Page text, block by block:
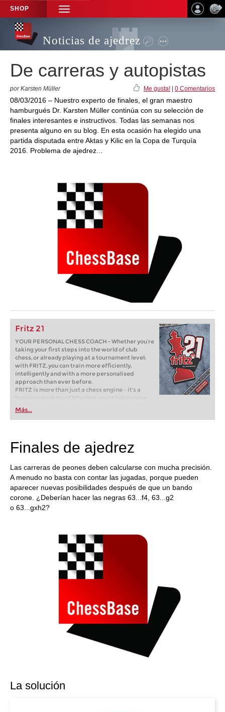
SHOP
TOGGLE
NAVIGATION
Noticias de ajedrez
De carreras y autopistas
por Karsten Müller Me gusta! 0 Comentarios
08/03/2016 – Nuestro experto de finales, el gran maestro
hamburgués Dr. Karsten Müller continúa con su selección de
finales interesantes e instructivos. Todas las semanas nos
presenta alguno en su blog. En esta ocasión ha elegido una
partida disputada entre Aktas y Kilic en la Copa de Turquía
2016. Problema de ajedrez...
Fritz 21
YOUR PERSONAL CHESS COACH - Whether you’re
taking your first steps into the world of club
chess, or already playing at a tournament level:
with FRITZ, you can train more efficiently,
intelligently and with a more personalised
approach than ever before.
FRITZ is more than just a chess engine – it’s a
training revolution! Whether you’re taking your
first steps into the world of club chess, or already
playing at a tournament level: with FRITZ, you can
train more efficiently, intelligently and with a
Más...
Finales de ajedrez
Las carreras de peones deben calcularse con mucha precisión.
A menudo no basta con contar las jugadas, porque pueden
aparecer nuevas posibilidades después de que un bando
corone. ¿Deberían hacer las negras 63...f4, 63...g2
o 63...gxh2?
La solución